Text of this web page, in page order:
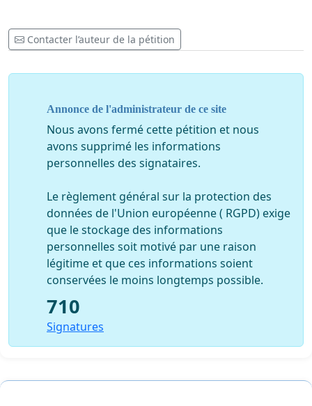
Vous avez peur de perdre votre journée et je vous
comprend 70 euros ca compte mais si ce jour la nous
important pour tout le monde et meme pour ceux
qui ne voudront pas se bouger, vous hesitez
encore???
Pensez a vos gosses et au smic que vous touchez qui
Pensez au plus pauvre que vous.
Pensez au grosses entreprises qui font du profit et
vous virent.
pensez au maladie que vous avez à cause des rejets
de lois pouvant protéger nos santés.
Pensez a la nature que nous voulons changer, qui
prend place dans notre conscience et a la gamme
maintenant nous savons que certain groupe font
Contacter l’auteur de la pétition
Annonce de l'administrateur de ce site
Nous avons fermé cette pétition et nous
avons supprimé les informations
personnelles des signataires.
Le règlement général sur la protection des
données de l'Union européenne ( RGPD) exige
que le stockage des informations
personnelles soit motivé par une raison
légitime et que ces informations soient
conservées le moins longtemps possible.
710
Signatures